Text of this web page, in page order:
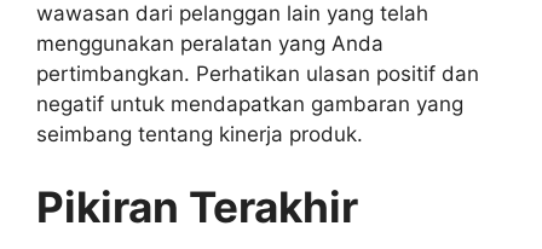
wawasan dari pelanggan lain yang telah
menggunakan peralatan yang Anda
pertimbangkan. Perhatikan ulasan positif dan
negatif untuk mendapatkan gambaran yang
seimbang tentang kinerja produk.
Pikiran Terakhir